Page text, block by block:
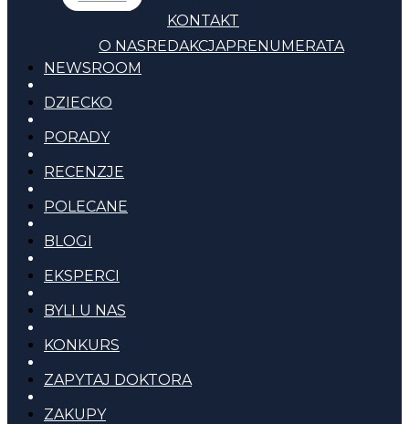
KONTAKT
O NASREDAKCJAPRENUMERATA
NEWSROOM
DZIECKO
PORADY
RECENZJE
POLECANE
BLOGI
EKSPERCI
BYLI U NAS
KONKURS
ZAPYTAJ DOKTORA
ZAKUPY